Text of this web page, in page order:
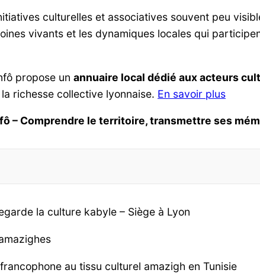
culturelles et associatives souvent peu
vivants et les dynamiques locales qui
propose un annuaire local dédié aux acteurs
richesse collective lyonnaise. En savoir plus
– Comprendre le territoire, transmettre ses
la culture kabyle – Siège à Lyon
au tissu culturel amazigh en Tunisie